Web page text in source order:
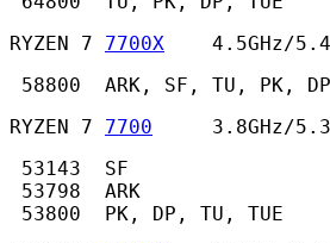
RYZEN 7 7700X
4.5GHz/
58800  ARK, SF, TU, PK,
RYZEN 7 7700
3.8GHz/
53143  SF
53798  ARK
53800  PK, DP, TU, TUE